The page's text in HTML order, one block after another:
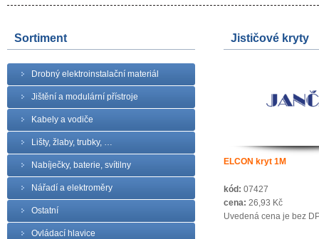
Sortiment
Drobný elektroinstalační materiál
Jištění a modulární přístroje
Kabely a vodiče
Lišty, žlaby, trubky, …
Nabíječky, baterie, svítilny
Nářadí a elektroměry
Ostatní
Ovládací hlavice
Jističové kryty
ELCON kryt 1M
kód: 07427
cena: 26,93 Kč
Uvedená cena je bez